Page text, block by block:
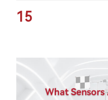
15